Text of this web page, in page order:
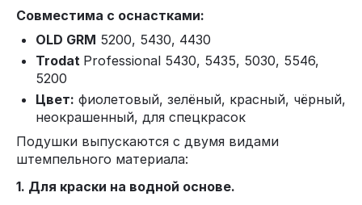
Совместима с оснастками:
OLD GRM 5200, 5430, 4430
Trodat Professional 5430, 5435, 5030, 5546,
5200
Цвет: фиолетовый, зелёный, красный, чёрный,
неокрашенный, для спецкрасок
Подушки выпускаются с двумя видами
штемпельного материала:
1. Для краски на водной основе.